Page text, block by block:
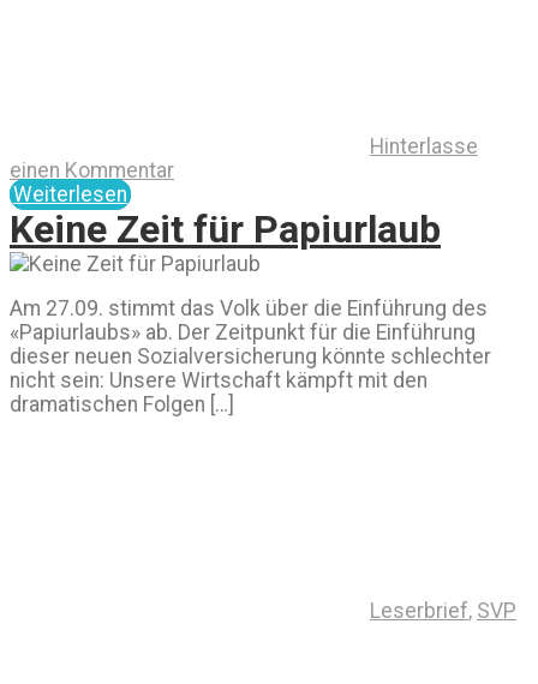
Hinterlasse
einen Kommentar
Weiterlesen
Keine Zeit für Papiurlaub
Am 27.09. stimmt das Volk über die Einführung des
«Papiurlaubs» ab. Der Zeitpunkt für die Einführung
dieser neuen Sozialversicherung könnte schlechter
nicht sein: Unsere Wirtschaft kämpft mit den
dramatischen Folgen […]
Leserbrief, SVP